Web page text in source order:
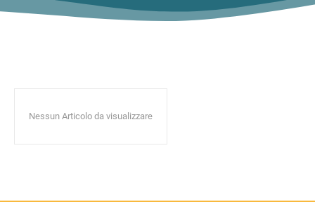
Nessun Articolo da visualizzare